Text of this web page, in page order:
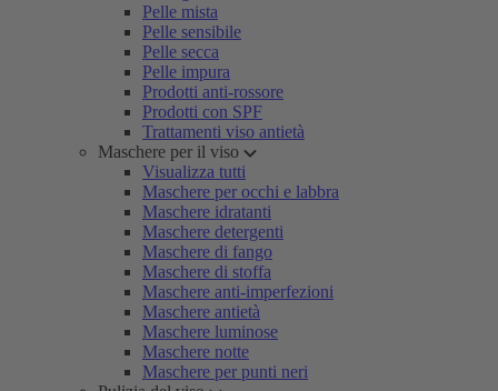
Pelle mista
Pelle sensibile
Pelle secca
Pelle impura
Prodotti anti-rossore
Prodotti con SPF
Trattamenti viso antietà
Maschere per il viso
Visualizza tutti
Maschere per occhi e labbra
Maschere idratanti
Maschere detergenti
Maschere di fango
Maschere di stoffa
Maschere anti-imperfezioni
Maschere antietà
Maschere luminose
Maschere notte
Maschere per punti neri